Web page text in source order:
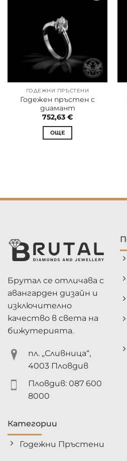
ГОДЕЖНИ ПРЪСТЕНИ
Годежен пръстен с
диамант
752,63 €
ОЩЕ
Брутал се отличава с
авангарден дизайн и
изключително
качество в света на
бижутерията.
пл. „Сливница“,
4003 Пловдив
Пловдив: 087 600
8000
Категории
Годежни Пръстени